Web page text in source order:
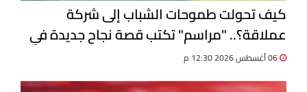
كيف تحولت طموحات الشباب إلى شركة
عملاقة؟.. "مراسم" تكتب قصة نجاح جديدة في
ملتقى التدريب والتوظيف الزراعي الأول
بجامعة دمنهور